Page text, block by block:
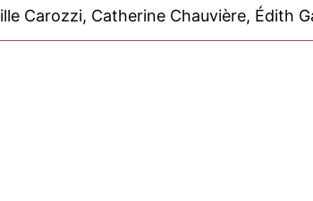
Carozzi, Catherine Chauvière, Édith